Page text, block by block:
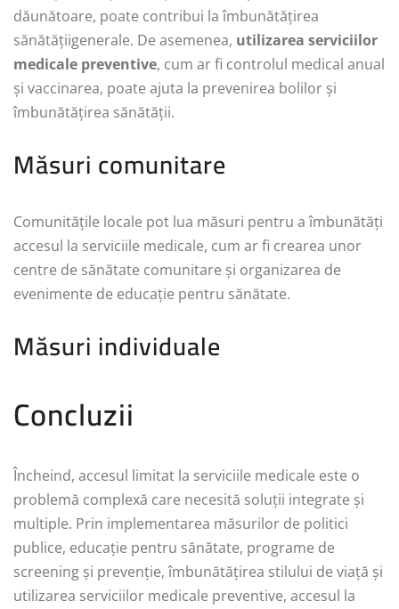
dăunătoare, poate contribui la îmbunătățirea
sănătățiigenerale. De asemenea, utilizarea serviciilor
medicale preventive, cum ar fi controlul medical anual
și vaccinarea, poate ajuta la prevenirea bolilor și
îmbunătățirea sănătății.
Măsuri comunitare
Comunitățile locale pot lua măsuri pentru a îmbunătăți
accesul la serviciile medicale, cum ar fi crearea unor
centre de sănătate comunitare și organizarea de
evenimente de educație pentru sănătate.
Măsuri individuale
Concluzii
Încheind, accesul limitat la serviciile medicale este o
problemă complexă care necesită soluții integrate și
multiple. Prin implementarea măsurilor de politici
publice, educație pentru sănătate, programe de
screening și prevenție, îmbunătățirea stilului de viață și
utilizarea serviciilor medicale preventive, accesul la